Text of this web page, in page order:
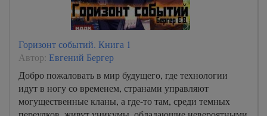
Горизонт событий. Книга 1
Автор: Евгений Бергер
Добро пожаловать в мир будущего, где технологии
идут в ногу со временем, странами управляют
могущественные кланы, а где-то там, среди темных